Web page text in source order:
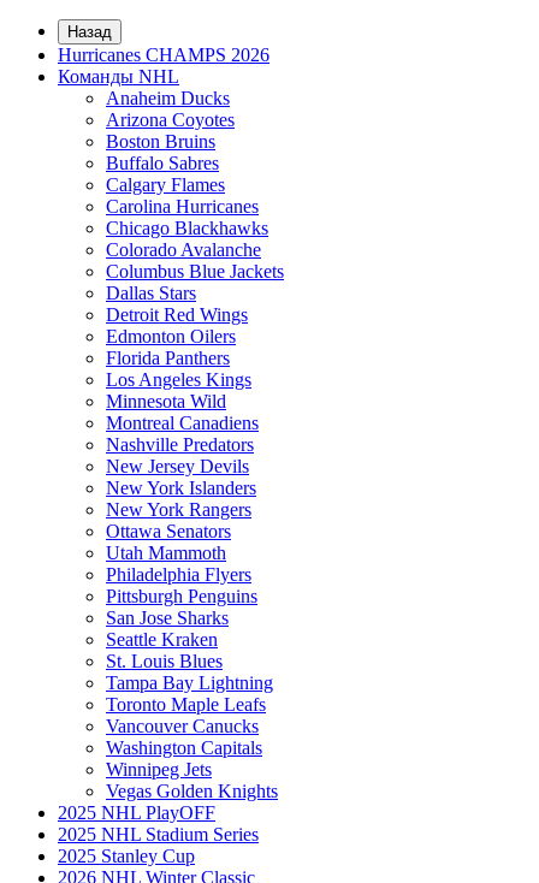
Назад
Hurricanes CHAMPS 2026
Команды NHL
Anaheim Ducks
Arizona Coyotes
Boston Bruins
Buffalo Sabres
Calgary Flames
Carolina Hurricanes
Chicago Blackhawks
Colorado Avalanche
Columbus Blue Jackets
Dallas Stars
Detroit Red Wings
Edmonton Oilers
Florida Panthers
Los Angeles Kings
Minnesota Wild
Montreal Canadiens
Nashville Predators
New Jersey Devils
New York Islanders
New York Rangers
Ottawa Senators
Utah Mammoth
Philadelphia Flyers
Pittsburgh Penguins
San Jose Sharks
Seattle Kraken
St. Louis Blues
Tampa Bay Lightning
Toronto Maple Leafs
Vancouver Canucks
Washington Capitals
Winnipeg Jets
Vegas Golden Knights
2025 NHL PlayOFF
2025 NHL Stadium Series
2025 Stanley Cup
2026 NHL Winter Classic